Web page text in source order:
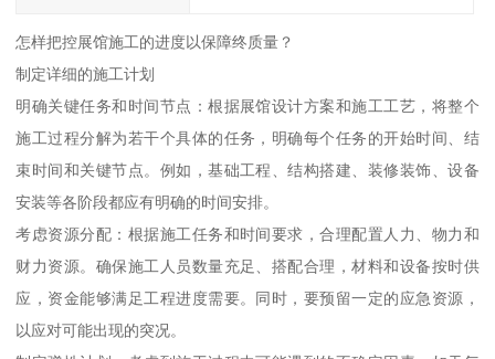
怎样把控展馆施工的进度以保障终质量？
制定详细的施工计划
明确关键任务和时间节点：根据展馆设计方案和施工工艺，将整个
施工过程分解为若干个具体的任务，明确每个任务的开始时间、结
束时间和关键节点。例如，基础工程、结构搭建、装修装饰、设备
安装等各阶段都应有明确的时间安排。
考虑资源分配：根据施工任务和时间要求，合理配置人力、物力和
财力资源。确保施工人员数量充足、搭配合理，材料和设备按时供
应，资金能够满足工程进度需要。同时，要预留一定的应急资源，
以应对可能出现的突况。